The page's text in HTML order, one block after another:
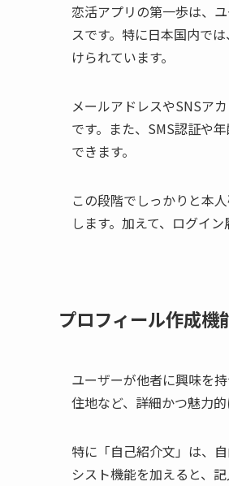
恋活アプリの第一歩は、
スです。特に日本国内で
けられています。
メールアドレスやSNSア
です。また、SMS認証や
できます。
この段階でしっかりと本
します。加えて、ログイ
プロフィール作成機
ユーザーが他者に興味を
住地など、詳細かつ魅力
特に「自己紹介文」は、
シスト機能を加えると、